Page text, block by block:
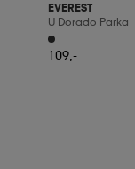
EVEREST
U Dorado Parka
109,-